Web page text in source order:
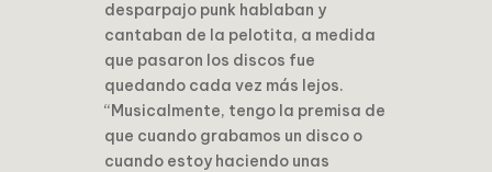
desparpajo punk hablaban y
cantaban de la pelotita, a medida
que pasaron los discos fue
quedando cada vez más lejos.
“Musicalmente, tengo la premisa de
que cuando grabamos un disco o
cuando estoy haciendo unas